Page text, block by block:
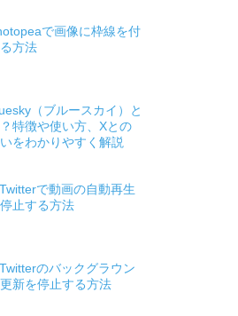
で画像に枠線を付
方法
（ブルースカイ）と
特徴や使い方、Xとの
をわかりやすく解説
で動画の自動再生
止する方法
のバックグラウン
更新を停止する方法